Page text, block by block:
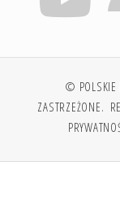
© POLSKIE
ZASTRZEŻONE.